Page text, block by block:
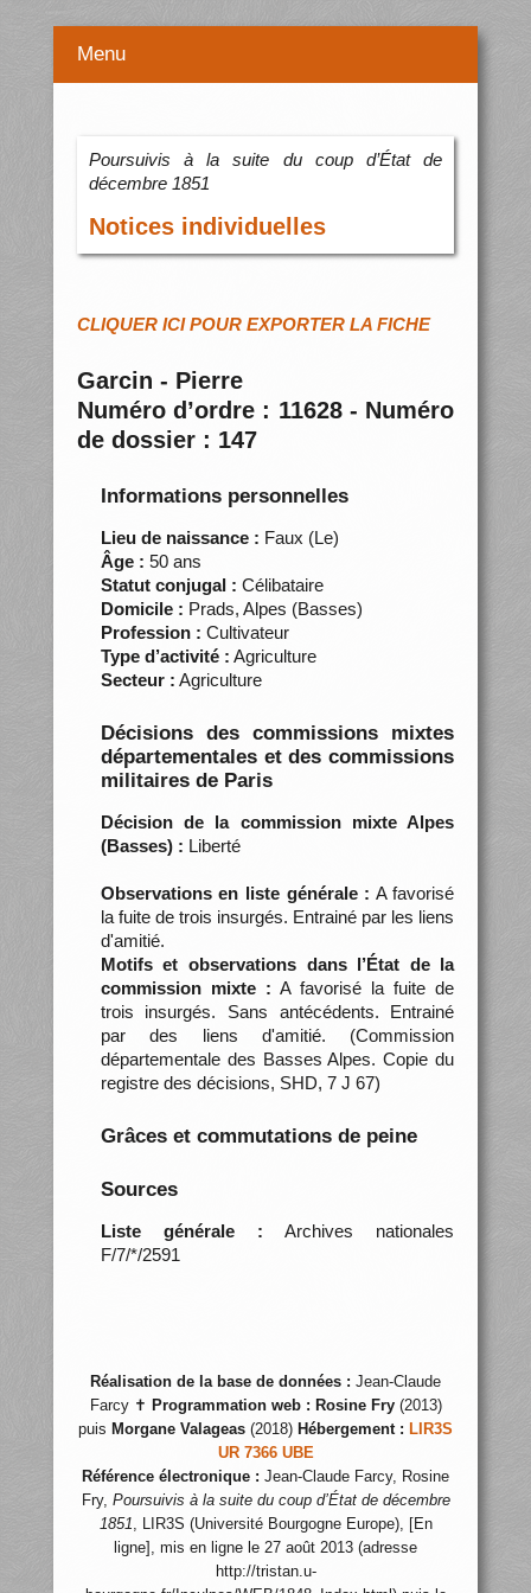
Menu
Poursuivis à la suite du coup d’État de
décembre 1851
Notices individuelles
CLIQUER ICI POUR EXPORTER LA FICHE
Garcin - Pierre
Numéro d’ordre : 11628 - Numéro
de dossier : 147
Informations personnelles
Lieu de naissance : Faux (Le)
Âge : 50 ans
Statut conjugal : Célibataire
Domicile : Prads, Alpes (Basses)
Profession : Cultivateur
Type d’activité : Agriculture
Secteur : Agriculture
Décisions des commissions mixtes
départementales et des commissions
militaires de Paris
Décision de la commission mixte Alpes
(Basses) : Liberté
Observations en liste générale : A favorisé
la fuite de trois insurgés. Entrainé par les liens
d'amitié.
Motifs et observations dans l’État de la
commission mixte : A favorisé la fuite de
trois insurgés. Sans antécédents. Entrainé
par des liens d'amitié. (Commission
départementale des Basses Alpes. Copie du
registre des décisions, SHD, 7 J 67)
Grâces et commutations de peine
Sources
Liste générale : Archives nationales
F/7/*/2591
Réalisation de la base de données : Jean-Claude
Farcy ✝ Programmation web : Rosine Fry(2013)
puis Morgane Valageas (2018) Hébergement : LIR3S
UR 7366 UBE
Référence électronique : Jean-Claude Farcy, Rosine
Fry, Poursuivis à la suite du coup d’État de décembre
1851, LIR3S (Université Bourgogne Europe), [En
ligne], mis en ligne le 27 août 2013 (adresse
http://tristan.u-